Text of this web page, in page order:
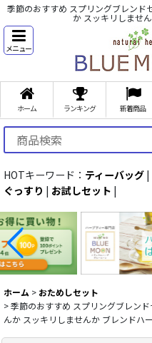
季節のおすすめ スプリングブレンド
か スッキリしませ
メニュー
ホーム ランキング 新着商品
HOTキーワード： ティーバッグ |
ぐっすり | お試しセット |
ホーム > おためしセット
>季節のおすすめ スプリングブレン
んか スッキリしませんか ブレンドハ